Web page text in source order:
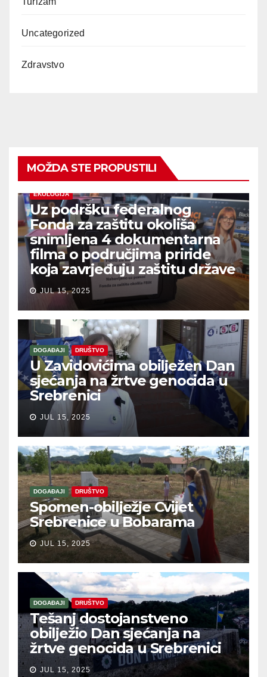
Uncategorized
Zdravstvo
MOŽDA STE PROPUSTILI
EKOLOGIJA
Uz podršku federalnog
Fonda za zaštitu okoliša
snimljena 4 dokumentarna
filma o područjima priride
koja zavrjeđuju zaštitu države
JUL 15, 2025
DOGAĐAJI DRUŠTVO
U Zavidovićima obilježen Dan
sjećanja na žrtve genocida u
Srebrenici
JUL 15, 2025
DOGAĐAJI DRUŠTVO
Spomen-obilježje Cvijet
Srebrenice u Bobarama
JUL 15, 2025
DOGAĐAJI DRUŠTVO
Tešanj dostojanstveno
obilježio Dan sjećanja na
žrtve genocida u Srebrenici
JUL 15, 2025